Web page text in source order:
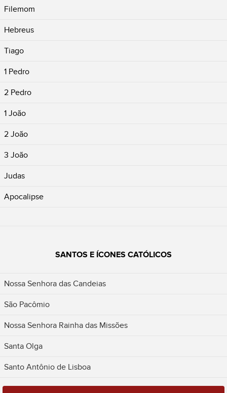
Filemom
Hebreus
Tiago
1 Pedro
2 Pedro
1 João
2 João
3 João
Judas
Apocalipse
SANTOS E ÍCONES CATÓLICOS
Nossa Senhora das Candeias
São Pacômio
Nossa Senhora Rainha das Missões
Santa Olga
Santo Antônio de Lisboa